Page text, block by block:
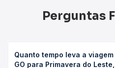
Perguntas
Quanto tempo leva a
GO para Primavera do